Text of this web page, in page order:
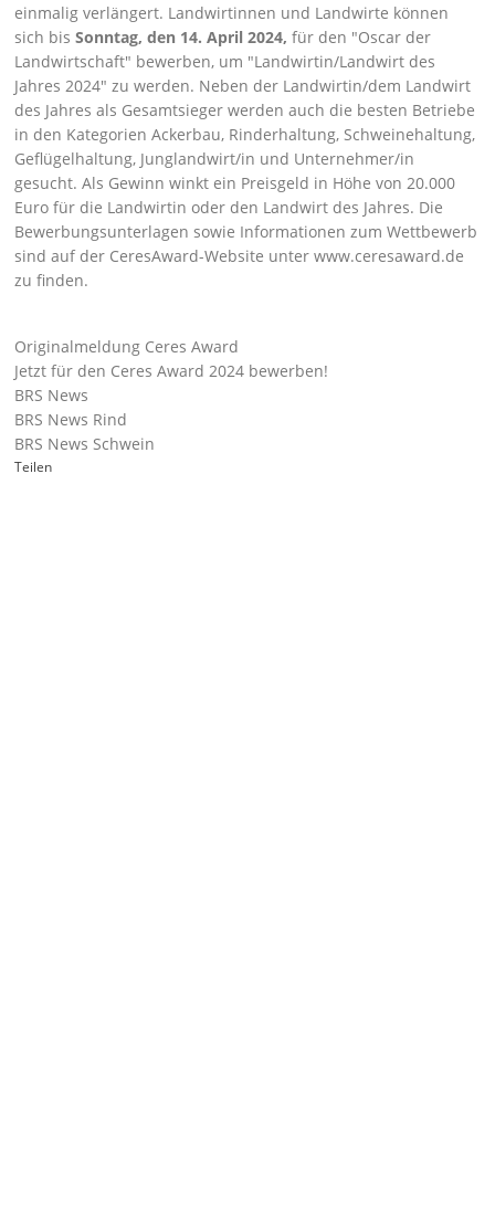
einmalig verlängert. Landwirtinnen und Landwirte können
sich bisSonntag, den 14. April 2024,für den
Oscar der
Landwirtschaft bewerben, um
Landwirtin/Landwirt des
Jahres 2024 zu werden. Neben der Landwirtin/dem Landwirt
des Jahres als Gesamtsieger werden auch die besten Betriebe
in den Kategorien Ackerbau, Rinderhaltung, Schweinehaltung,
Geflügelhaltung, Junglandwirt/in und Unternehmer/in
gesucht. Als Gewinn winkt ein Preisgeld in Höhe von 20.000
Euro für die Landwirtin oder den Landwirt des Jahres. Die
Bewerbungsunterlagen sowie Informationen zum Wettbewerb
sind auf der CeresAward-Website unterwww.ceresaward.de
zu finden.
Originalmeldung Ceres Award
Jetzt für den Ceres Award 2024 bewerben!
BRS News
BRS News Rind
BRS News Schwein
Teilen